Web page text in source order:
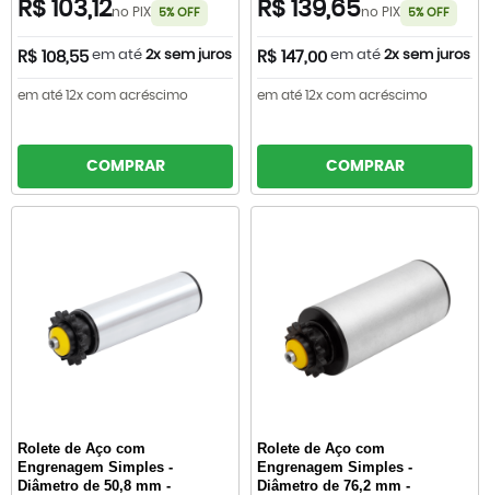
R$ 103,12no PIX 5% OFF
R$ 108,55 em até 2x sem juros
em até 12x com acréscimo
COMPRAR
R$ 139,65no PIX 5% OFF
R$ 147,00 em até 2x sem juros
em até 12x com acréscimo
COMPRAR
Rolete de Aço com
Engrenagem Simples -
Diâmetro de 50,8 mm -
Rolete de Aço com
Engrenagem Simples -
Diâmetro de 76,2 mm -